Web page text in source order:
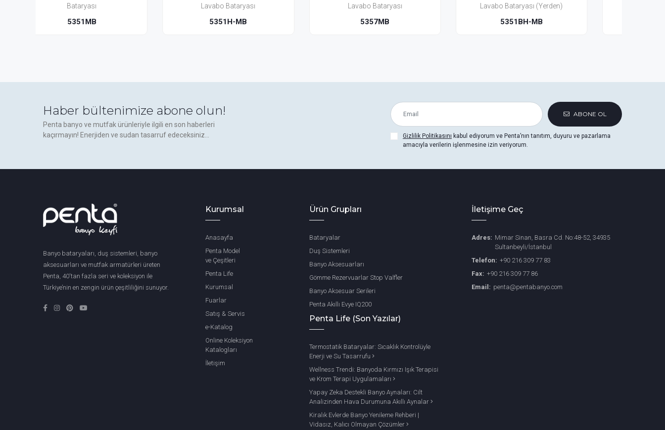
Lavabo Bataryası
5351H-MB
Lavabo Bataryası
5357MB
Lavabo Bataryası (Yerden)
5351BH-MB
Bataryası(3 Delikli)
5353MB
Haber bültenimize abone olun!
Penta banyo ve mutfak ürünleriyle ilgili en son haberleri
kaçırmayın! Enerjiden ve sudan tasarruf edeceksiniz...
ABONE OL
Gizlilik Politikasını kabul ediyorum ve Penta’nın tanıtım, duyuru ve pazarlama
amacıyla verilerin işlenmesine izin veriyorum.
Banyo bataryaları, duş sistemleri, banyo
aksesuarları ve mutfak armatürleri üreten
Penta, 40'tan fazla seri ve koleksiyon ile
Türkiye’nin en zengin ürün çeşitliliğini sunuyor.
Kurumsal
Anasayfa
Penta Model
ve Çeşitleri
Penta Life
Kurumsal
Fuarlar
Satış & Servis
e-Katalog
Online Koleksiyon
Katalogları
İletişim
Ürün Grupları
Bataryalar
Duş Sistemleri
Banyo Aksesuarları
Gömme Rezervuarlar Stop Valfler
Banyo Aksesuar Serileri
Penta Akıllı Evye IQ200
Penta Life (Son Yazılar)
Termostatik Bataryalar: Sıcaklık Kontrolüyle
Enerji ve Su Tasarrufu
Wellness Trendi: Banyoda Kırmızı Işık Terapisi
ve Krom Terapi Uygulamaları
Yapay Zeka Destekli Banyo Aynaları: Cilt
Analizinden Hava Durumuna Akıllı Aynalar
Kiralık Evlerde Banyo Yenileme Rehberi |
Vidasız, Kalıcı Olmayan Çözümler
İletişime Geç
Adres: Mimar Sinan, Basra Cd. No:48-52, 34935
Sultanbeyli/İstanbul
Telefon: +90 216 309 77 83
Fax: +90 216 309 77 86
Email: penta@pentabanyo.com